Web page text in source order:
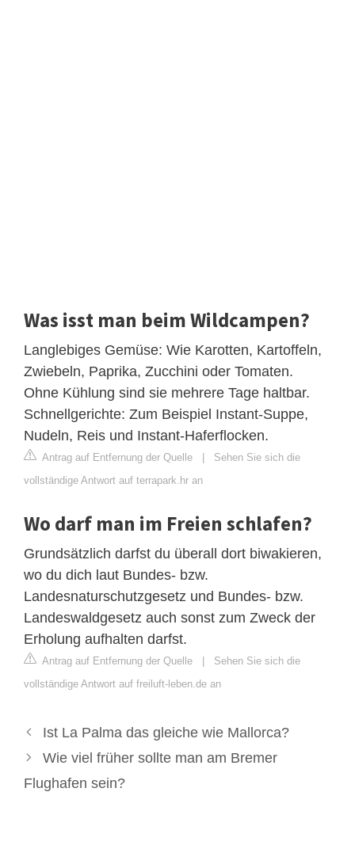
Was isst man beim Wildcampen?
Langlebiges Gemüse: Wie Karotten, Kartoffeln,
Zwiebeln, Paprika, Zucchini oder Tomaten.
Ohne Kühlung sind sie mehrere Tage haltbar.
Schnellgerichte: Zum Beispiel Instant-Suppe,
Nudeln, Reis und Instant-Haferflocken.
Antrag auf Entfernung der Quelle | Sehen Sie sich die
vollständige Antwort auf terrapark.hr an
Wo darf man im Freien schlafen?
Grundsätzlich darfst du überall dort biwakieren,
wo du dich laut Bundes- bzw.
Landesnaturschutzgesetz und Bundes- bzw.
Landeswaldgesetz auch sonst zum Zweck der
Erholung aufhalten darfst.
Antrag auf Entfernung der Quelle | Sehen Sie sich die
vollständige Antwort auf freiluft-leben.de an
Ist La Palma das gleiche wie Mallorca?
Wie viel früher sollte man am Bremer
Flughafen sein?